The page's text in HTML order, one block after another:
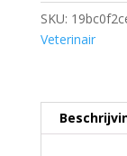
SKU:
Veterinair